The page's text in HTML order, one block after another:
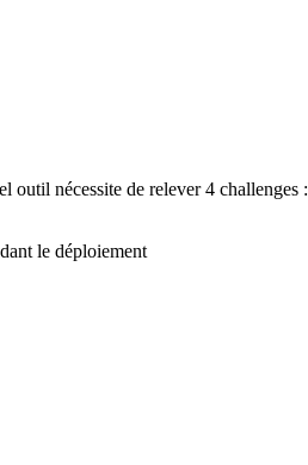
outil nécessite de relever 4 challenges :
le déploiement